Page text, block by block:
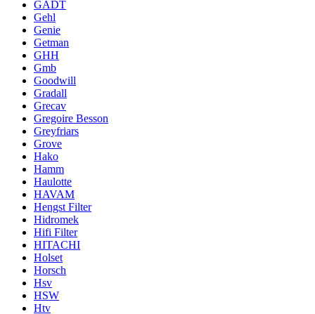
GADT
Gehl
Genie
Getman
GHH
Gmb
Goodwill
Gradall
Grecav
Gregoire Besson
Greyfriars
Grove
Hako
Hamm
Haulotte
HAVAM
Hengst Filter
Hidromek
Hifi Filter
HITACHI
Holset
Horsch
Hsv
HSW
Htv